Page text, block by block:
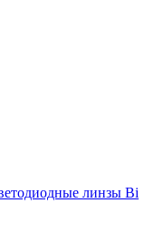
линзы Bi